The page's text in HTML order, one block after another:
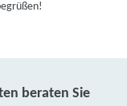
beraten Sie